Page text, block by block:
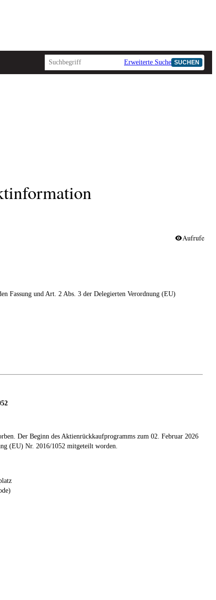
Erweiterte Suche SUCHEN
Aufrufe
Fassung und Art. 2 Abs. 3 der Delegierten Verordnung (EU)
Der Beginn des Aktienrückkaufprogramms zum 02. Februar 2026
(EU) Nr. 2016/1052 mitgeteilt worden.